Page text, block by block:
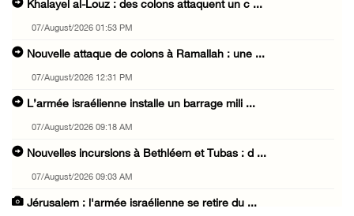
Khalayel al-Louz : des colons attaquent un c ...
07/August/2026 01:53 PM
Nouvelle attaque de colons à Ramallah : une ...
07/August/2026 12:31 PM
L’armée israélienne installe un barrage mili ...
07/August/2026 09:18 AM
Nouvelles incursions à Bethléem et Tubas : d ...
07/August/2026 09:03 AM
Jérusalem : l'armée israélienne se retire du ...